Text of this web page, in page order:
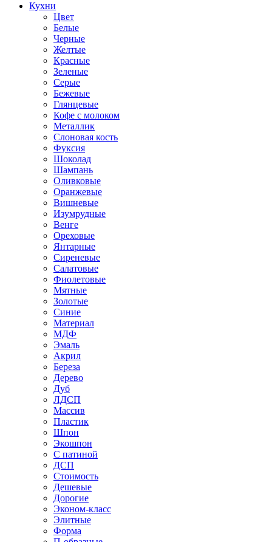
Кухни
Цвет
Белые
Черные
Желтые
Красные
Зеленые
Серые
Бежевые
Глянцевые
Кофе с молоком
Металлик
Слоновая кость
Фуксия
Шоколад
Шампань
Оливковые
Оранжевые
Вишневые
Изумрудные
Венге
Ореховые
Янтарные
Сиреневые
Салатовые
Фиолетовые
Мятные
Золотые
Синие
Материал
МДФ
Эмаль
Акрил
Береза
Дерево
Дуб
ЛДСП
Массив
Пластик
Шпон
Экошпон
С патиной
ДСП
Стоимость
Дешевые
Дорогие
Эконом-класс
Элитные
Форма